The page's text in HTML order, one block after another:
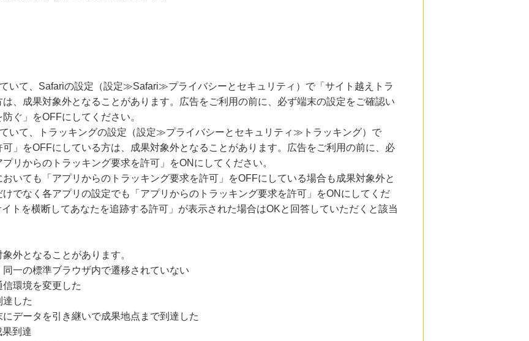
いて、Safariの設定（設定≫Safari≫プライバシーとセキュリティ）で「サイト越えトラ
、成果対象外となることがあります。広告をご利用の前に、必ず端末の設定をご確認い
ぐ」をOFFにしてください。
いて、トラッキングの設定（設定≫プライバシーとセキュリティ≫トラッキング）で
可」をOFFにしている方は、成果対象外となることがあります。広告をご利用の前に、必
リからのトラッキング要求を許可」をONにしてください。
いても「アプリからのトラッキング要求を許可」をOFFにしている場合も成果対象外と
でなく各アプリの設定でも「アプリからのトラッキング要求を許可」をONにしてくだ
トを横断してあなたを追跡する許可」が表示された場合はOKと回答していただくと該当
外となることがあります。
一の標準ブラウザ内で遷移されていない
信環境を変更した
達した
データを引き継いで成果地点まで到達した
果到達